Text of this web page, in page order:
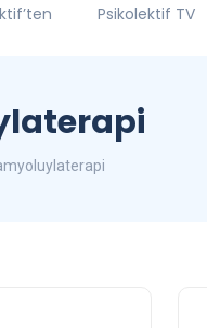
Psikolektif TV